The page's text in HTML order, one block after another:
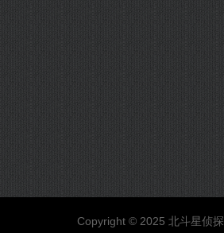
Copyright © 2025 北斗星侦探